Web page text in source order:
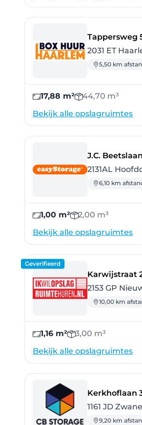
Tappersweg
2031 ET
5,50 km
17,88 m² 44,70 m³
Bekijk alle opslagruimtes
J.C.
2131AL
6,10 km
1,00 m² 2,00 m³
Bekijk alle opslagruimtes
Geverifieerd
Karwijstraat
2153 GP
10,00 km
1,16 m² 3,00 m³
Bekijk alle opslagruimtes
Kerkhoflaan
1161 JD
9,20 km